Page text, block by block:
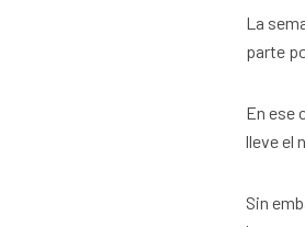
La
parte
En ese
lleve el
Sin